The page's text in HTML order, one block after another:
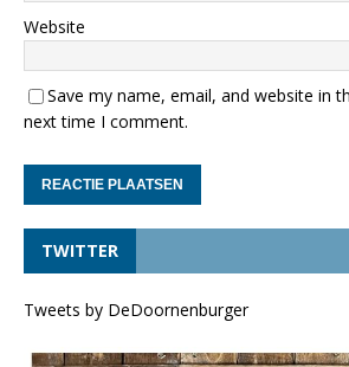
Website
Save my name, email, and website in
next time I comment.
TWITTER
Tweets by DeDoornenburger